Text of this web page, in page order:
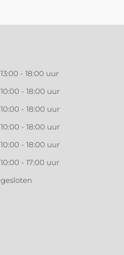
13:00 - 18:00 uur
10:00 - 18:00 uur
10:00 - 18:00 uur
10:00 - 18:00 uur
10:00 - 18:00 uur
10:00 - 17:00 uur
gesloten